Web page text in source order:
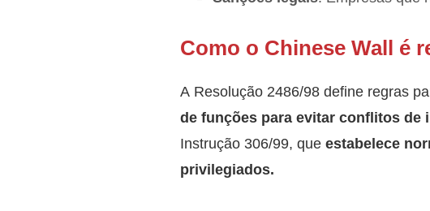
Como o Chinese Wall é
A Resolução 2486/98 define regras
de funções para evitar conflitos de
Instrução 306/99, que estabelece
privilegiados.